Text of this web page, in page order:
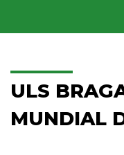
ULS
MUNDIAL